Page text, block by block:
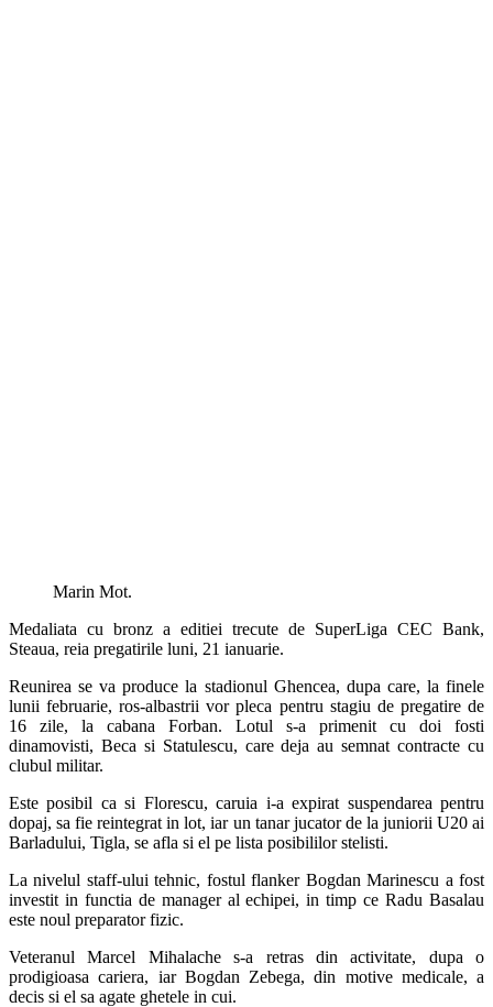
Marin Mot.
Medaliata cu bronz a editiei trecute de SuperLiga CEC Bank,
Steaua, reia pregatirile luni, 21 ianuarie.
Reunirea se va produce la stadionul Ghencea, dupa care, la finele
lunii februarie, ros-albastrii vor pleca pentru stagiu de pregatire de
16 zile, la cabana Forban. Lotul s-a primenit cu doi fosti
dinamovisti, Beca si Statulescu, care deja au semnat contracte cu
clubul militar.
Este posibil ca si Florescu, caruia i-a expirat suspendarea pentru
dopaj, sa fie reintegrat in lot, iar un tanar jucator de la juniorii U20 ai
Barladului, Tigla, se afla si el pe lista posibililor stelisti.
La nivelul staff-ului tehnic, fostul flanker Bogdan Marinescu a fost
investit in functia de manager al echipei, in timp ce Radu Basalau
este noul preparator fizic.
Veteranul Marcel Mihalache s-a retras din activitate, dupa o
prodigioasa cariera, iar Bogdan Zebega, din motive medicale, a
decis si el sa agate ghetele in cui.